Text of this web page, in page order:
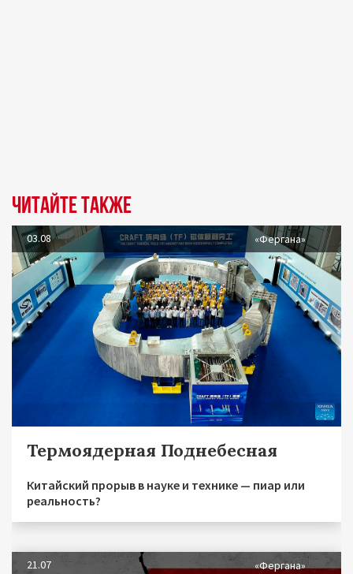
Читайте также
03.08 «Фергана»
Термоядерная Поднебесная
Китайский прорыв в науке и технике — пиар или
реальность?
21.07 «Фергана»